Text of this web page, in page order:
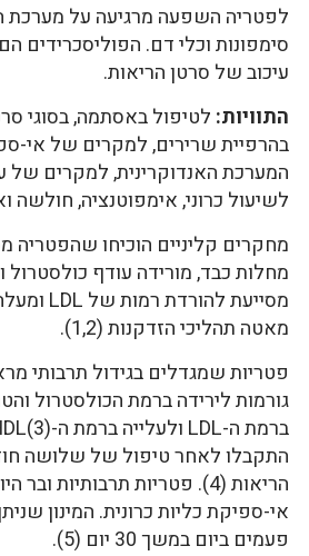
לפטריה השפעה מרגיעה על מערכת
סימפונות וכלי דם. הפוליסכרידים
עיכוב של סרטן הריאות.
התוויות: לטיפול באסתמה, בסוגי
בהרפיית שרירים, למקרים של אי-
המערכת האנדוקרינית, למקרים של
לשיעול כרוני, אימפוטנציה, חולשה
מחקרים קליניים הוכיחו שהפטריה
מחלות כבד, מורידה עודף כולסטרול
מאטה תהליכי הזדקנות (1,2).
פטריות שמגדלים בגידול תרבותי
גורמות לירידה ברמת הכולסטרול
התקבלו לאחר טיפול של שלושה
הריאות (4). פטריות תרבותיות
פעמים ביום במשך 30 יום (5).